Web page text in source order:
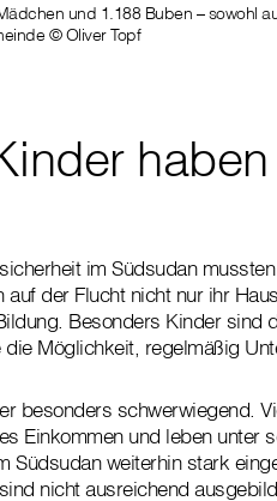
und 1.188 Buben – sowohl
© Oliver Topf
im Südsudan
der Flucht nicht nur ihr
Besonders Kinder sind
Möglichkeit, regelmäßig
besonders schwerwiegend.
Einkommen und leben unter
Südsudan weiterhin stark
nicht ausreichend